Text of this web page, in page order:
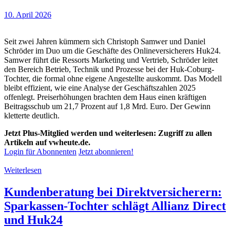
10. April 2026
Seit zwei Jahren kümmern sich Christoph Samwer und Daniel
Schröder im Duo um die Geschäfte des Onlineversicherers Huk24.
Samwer führt die Ressorts Marketing und Vertrieb, Schröder leitet
den Bereich Betrieb, Technik und Prozesse bei der Huk-Coburg-
Tochter, die formal ohne eigene Angestellte auskommt. Das Modell
bleibt effizient, wie eine Analyse der Geschäftszahlen 2025
offenlegt. Preiserhöhungen brachten dem Haus einen kräftigen
Beitragsschub um 21,7 Prozent auf 1,8 Mrd. Euro. Der Gewinn
kletterte deutlich.
Jetzt Plus-Mitglied werden und weiterlesen: Zugriff zu allen
Artikeln auf vwheute.de.
Login für Abonnenten Jetzt abonnieren!
Weiterlesen
Kundenberatung bei Direktversicherern:
Sparkassen-Tochter schlägt Allianz Direct
und Huk24